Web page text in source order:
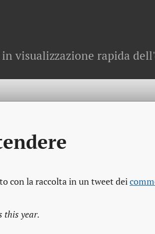
visualizzazione rapida
con la raccolta in un tweet dei
this year.